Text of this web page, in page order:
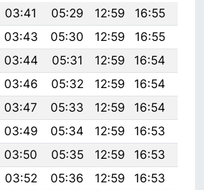
03:41 05:29 12:59 16:55
03:43 05:30 12:59 16:55
03:44 05:31 12:59 16:54
03:46 05:32 12:59 16:54
03:47 05:33 12:59 16:54
03:49 05:34 12:59 16:53
03:50 05:35 12:59 16:53
03:52 05:36 12:59 16:53